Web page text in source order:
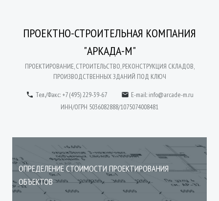
ПРОЕКТНО-СТРОИТЕЛЬНАЯ КОМПАНИЯ
"АРКАДА-М"
ПРОЕКТИРОВАНИЕ, СТРОИТЕЛЬСТВО, РЕКОНСТРУКЦИЯ СКЛАДОВ,
ПРОИЗВОДСТВЕННЫХ ЗДАНИЙ ПОД КЛЮЧ
 Тел./Факс: +7 (495) 229-39-67  E-mail: info@arcade-m.ru
ИНН/ОГРН 5036082888/1075074008481
ОПРЕДЕЛЕНИЕ СТОИМОСТИ ПРОЕКТИРОВАНИЯ
ОБЪЕКТОВ